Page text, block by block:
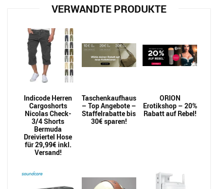
VERWANDTE PRODUKTE
Indicode Herren
Cargoshorts
Nicolas Check-
3/4 Shorts
Bermuda
Dreiviertel Hose
für 29,99€ inkl.
Versand!
Taschenkaufhaus
– Top Angebote –
Staffelrabatte bis
30€ sparen!
ORION
Erotikshop – 20%
Rabatt auf Rebel!